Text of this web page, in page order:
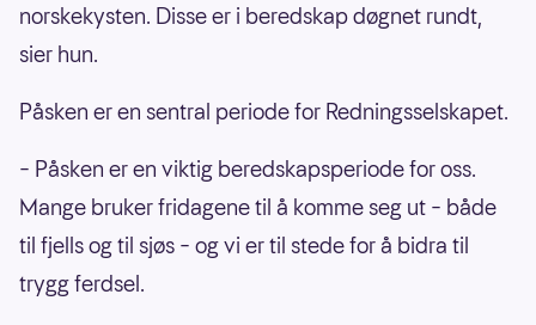
Redningsselskapet er en sentral aktør i både
akutte og forebyggende situasjoner, og viser
hvordan frivillighet og samarbeid bidrar til
norskekysten. Disse er i beredskap døgnet rundt,
sier hun.
Påsken er en sentral periode for Redningsselskapet.
– Påsken er en viktig beredskapsperiode for oss.
Mange bruker fridagene til å komme seg ut – både
til fjells og til sjøs – og vi er til stede for å bidra til
trygg ferdsel.